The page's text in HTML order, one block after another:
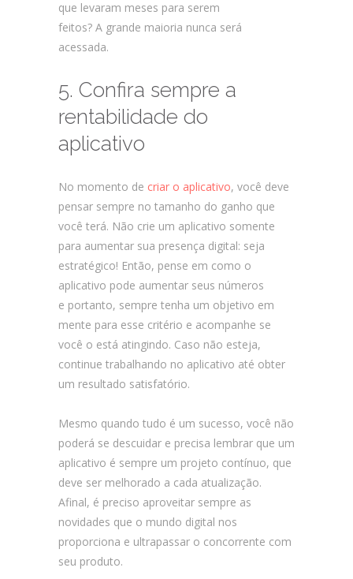
que levaram meses para serem
feitos? A grande maioria nunca será
acessada.
5. Confira sempre a
rentabilidade do
aplicativo
No momento de criar o aplicativo, você deve
pensar sempre no tamanho do ganho que
você terá. Não crie um aplicativo somente
para aumentar sua presença digital: seja
estratégico! Então, pense em como o
aplicativo pode aumentar seus números
e portanto, sempre tenha um objetivo em
mente para esse critério e acompanhe se
você o está atingindo. Caso não esteja,
continue trabalhando no aplicativo até obter
um resultado satisfatório.
Mesmo quando tudo é um sucesso, você não
poderá se descuidar e precisa lembrar que um
aplicativo é sempre um projeto contínuo, que
deve ser melhorado a cada atualização.
Afinal, é preciso aproveitar sempre as
novidades que o mundo digital nos
proporciona e ultrapassar o concorrente com
seu produto.